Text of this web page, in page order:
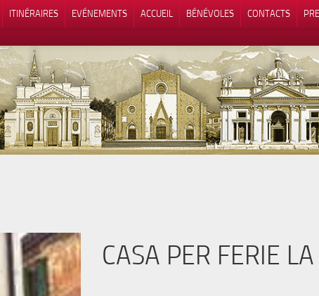
ITINÉRAIRES EVÉNEMENTS ACCUEIL BÉNÉVOLES CONTACTS
CASA PER FERIE